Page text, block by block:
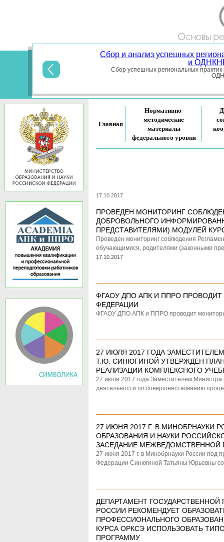
Сбор и анализ успешных
и
Сбор успешных региональных
Главная
Нормативно-
методические
материалы
федерального уровня
17.10.2017
ПРОВЕДЕН МОНИТОРИНГ
ДОБРОВОЛЬНОГО
ПРЕДСТАВИТЕЛЯМИ) МОДУЛЕЙ
Проведен мониторинг соблюдения
обучающимися, родителями (законными
17.10.2017
ФГАОУ ДПО АПК И ППРО
ФЕДЕРАЦИИ
ФГАОУ ДПО АПК и ППРО проводит
27 ИЮЛЯ 2017 ГОДА
Т.Ю. СИНЮГИНОЙ УТВЕРЖДЕН
РЕАЛИЗАЦИИ КОМПЛЕКСНОГО
27 июля 2017 года Заместителем
деятельности по совершенствованию
27 ИЮНЯ 2017 Г. В МИНОБРНАУКИ
ОБРАЗОВАНИЯ И НАУКИ
ЗАСЕДАНИЕ МЕЖВЕДОМСТВЕННОЙ
27 июня 2017 г. в Минобрнауки России под
Федерации Синюгиной Татьяны Юрьевны
ДЕПАРТАМЕНТ
РОССИИ РЕКОМЕНДУЕТ
ПРОФЕССИОНАЛЬНОГО
КУРСА ОРКСЭ ИСПОЛЬЗОВАТЬ
ПРОГРАММУ